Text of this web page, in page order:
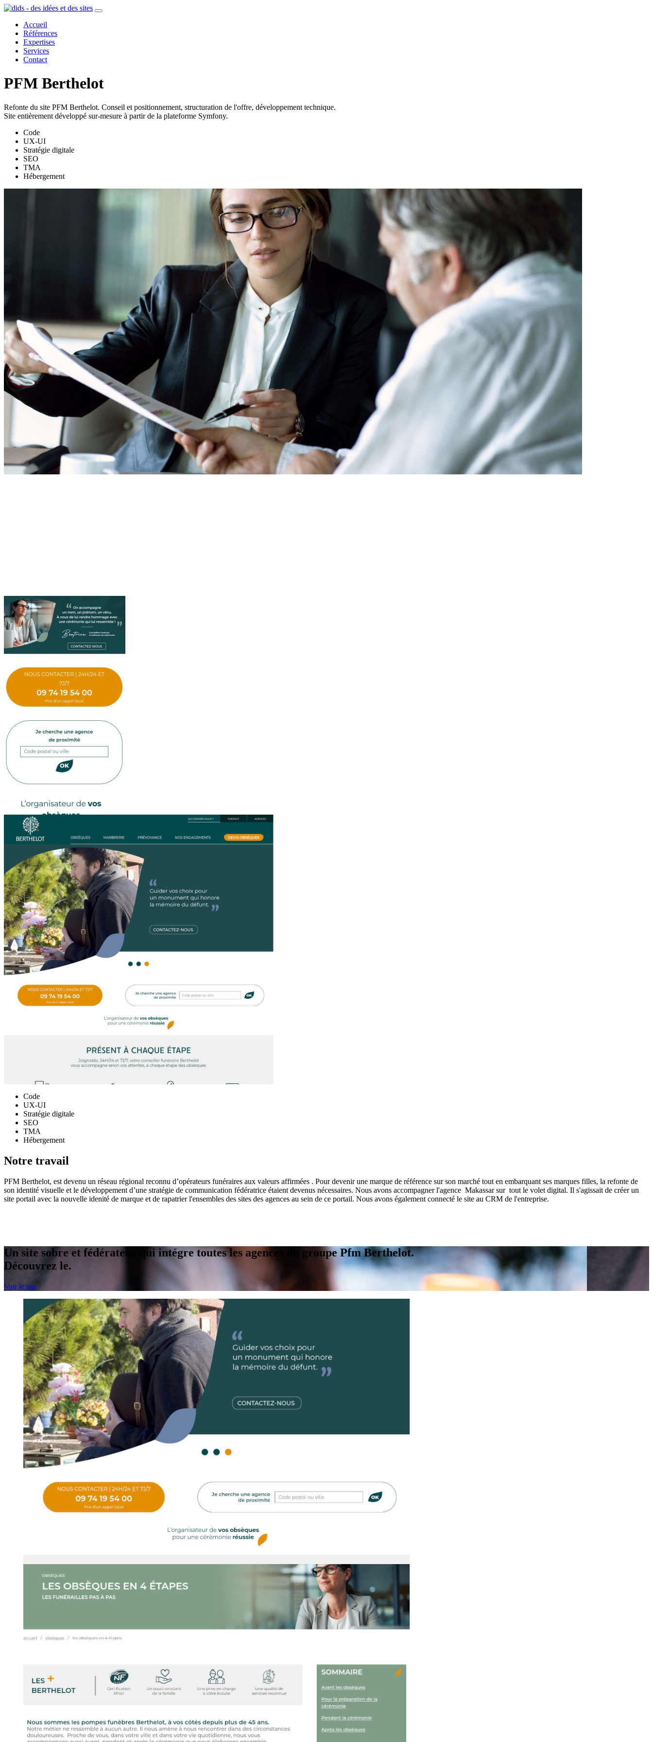
Accueil
Références
Expertises
Services
Contact
PFM Berthelot
Refonte du site PFM Berthelot. Conseil et positionnement, structuration de l'offre, développement technique.
Site entièrement développé sur-mesure à partir de la plateforme Symfony.
Code
UX-UI
Stratégie digitale
SEO
TMA
Hébergement
Code
UX-UI
Stratégie digitale
SEO
TMA
Hébergement
Notre travail
PFM Berthelot, est devenu un réseau régional reconnu d’opérateurs funéraires aux valeurs affirmées . Pour devenir une marque de référence sur son marché tout en embarquant ses marques filles, la refonte de
son identité visuelle et le développement d’une stratégie de communication fédératrice étaient devenus nécessaires. Nous avons accompagner l'agence Makassar sur tout le volet digital. Il s'agissait de créer un
site portail avec la nouvelle idenité de marque et de rapatrier l'ensembles des sites des agences au sein de ce portail. Nous avons également connecté le site au CRM de l'entreprise.
Un site sobre et fédérateur qui intégre toutes les agences du groupe Pfm Berthelot.
Découvrez le.
Voir le site